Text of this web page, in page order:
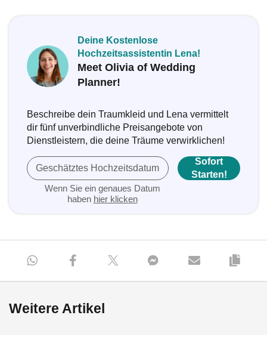
Deine Kostenlose
Hochzeitsassistentin Lena!
Meet Olivia of Wedding
Planner!
Beschreibe dein Traumkleid und Lena vermittelt
dir fünf unverbindliche Preisangebote von
Dienstleistern, die deine Träume verwirklichen!
Geschätztes Hochzeitsdatum
Wenn Sie ein genaues Datum
haben hier klicken
Sofort
Starten!
Weitere Artikel